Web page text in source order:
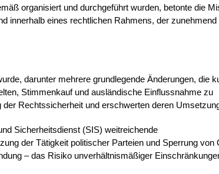
organisiert und durchgeführt wurden, betonte die
innerhalb eines rechtlichen Rahmens, der
darunter mehrere grundlegende Änderungen, die
Stimmenkauf und ausländische Einflussnahme zu
Rechtssicherheit und erschwerten deren
Sicherheitsdienst (SIS) weitreichende
der Tätigkeit politischer Parteien und Sperrung von
– das Risiko unverhältnismäßiger